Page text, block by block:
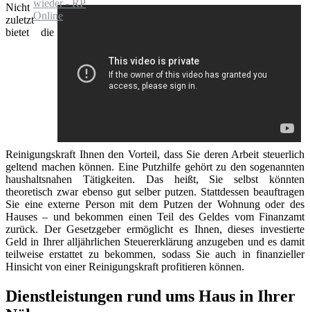
Nicht
zuletzt
bietet die
Reinigungskraft Ihnen den Vorteil, dass Sie deren Arbeit steuerlich
geltend machen können. Eine Putzhilfe gehört zu den sogenannten
haushaltsnahen Tätigkeiten. Das heißt, Sie selbst könnten
theoretisch zwar ebenso gut selber putzen. Stattdessen beauftragen
Sie eine externe Person mit dem Putzen der Wohnung oder des
Hauses – und bekommen einen Teil des Geldes vom Finanzamt
zurück. Der Gesetzgeber ermöglicht es Ihnen, dieses investierte
Geld in Ihrer alljährlichen Steuererklärung anzugeben und es damit
teilweise erstattet zu bekommen, sodass Sie auch in finanzieller
Hinsicht von einer Reinigungskraft profitieren können.
Dienstleistungen rund ums Haus in Ihrer